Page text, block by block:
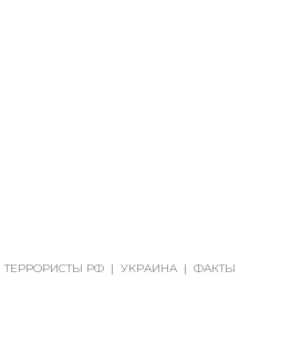
ТЕРРОРИСТЫ РФ | УКРАИНА | ФАКТЫ